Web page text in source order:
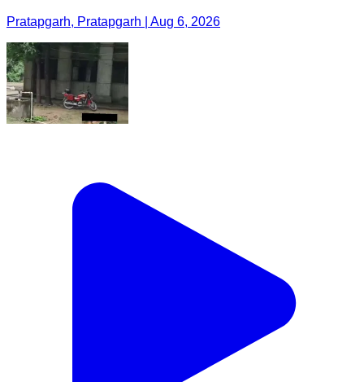
Pratapgarh, Pratapgarh | Aug 6, 2026